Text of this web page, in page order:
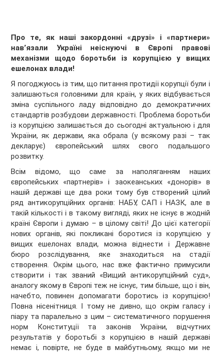
Про те, як наші закордонні «друзі» і «партнери»
нав’язали Україні неіснуючі в Європі правові
механізми щодо боротьби із корупцією у вищих
ешелонах влади!
Я погоджуюсь із тим, що питання протидії корупції були і
залишаються головними для країн, у яких відбувається
зміна суспільного ладу відповідно до демократичних
стандартів розбудови державності. Проблема боротьби
із корупцією залишається до сьогодні актуальною і для
України, як держави, яка обрала (у всякому разі – так
декларує) європейський шлях свого подальшого
розвитку.
Всім відомо, що саме за наполяганням наших
європейських «партнерів» і заокеанських «донорів» в
нашій державі ще два роки тому був створений цілий
ряд антикорупційних органів: НАБУ, САП і НАЗК, але в
такій кількості і в такому вигляді, яких не існує в жодній
країні Європи і думаю – в цілому світі! До цієї категорії
нових органів, які покликані боротися із корупцією у
вищих ешелонах влади, можна віднести і Державне
бюро розслідування, яке знаходиться на стадії
створення. Окрім цього, нас вже фактично примусили
створити і так званий «Вищий антикорупційний суд»,
аналогу якому в Європі теж не існує, тим більше, що і він,
начебто, повинен допомагати боротись із корупцією!
Повна нісенітниця. І тому не дивно, що окрім галасу і
піару та паралельно з цим – систематичного порушення
норм Конституції та законів України, відчутних
результатів у боротьбі з корупцією в нашій державі
немає і, повірте, не буде в майбутньому, якщо ми не